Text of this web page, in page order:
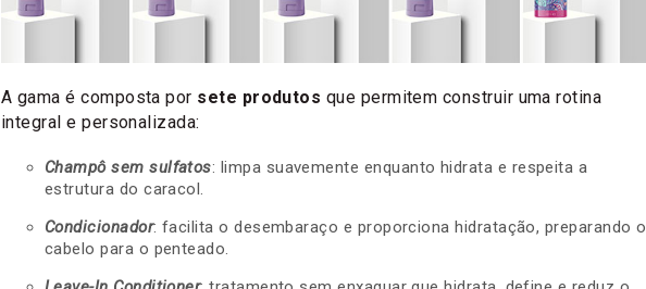
A gama é composta por sete produtos que permitem construir uma rotina
integral e personalizada:
Champô sem sulfatos: limpa suavemente enquanto hidrata e respeita a
estrutura do caracol.
Condicionador: facilita o desembaraço e proporciona hidratação, preparando o
cabelo para o penteado.